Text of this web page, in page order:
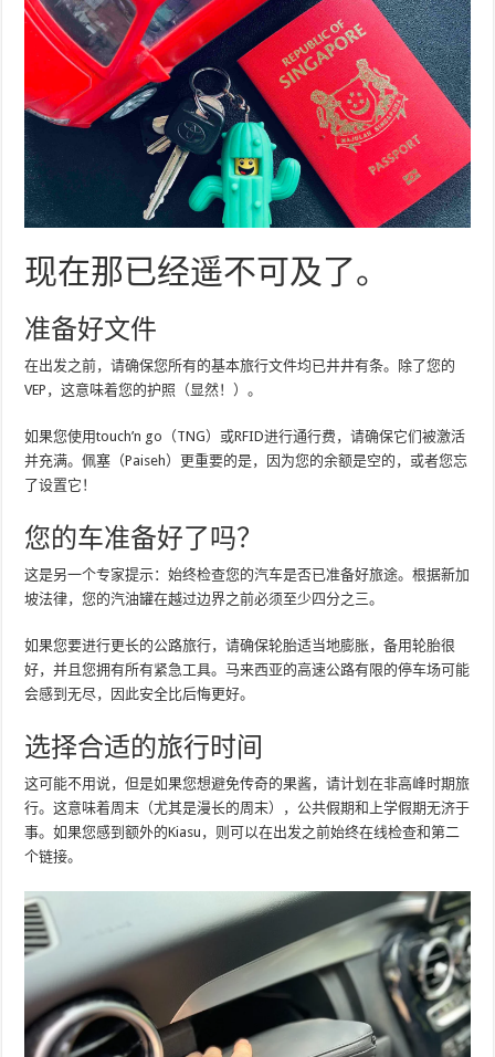
现在那已经遥不可及了。
准备好文件
在出发之前，请确保您所有的基本旅行文件均已井井有条。除了您的
VEP，这意味着您的护照（显然！）。
如果您使用touch’n go（TNG）或RFID进行通行费，请确保它们被激活
并充满。佩塞（Paiseh）更重要的是，因为您的余额是空的，或者您忘
了设置它！
您的车准备好了吗？
这是另一个专家提示：始终检查您的汽车是否已准备好旅途。根据新加
坡法律，您的汽油罐在越过边界之前必须至少四分之三。
如果您要进行更长的公路旅行，请确保轮胎适当地膨胀，备用轮胎很
好，并且您拥有所有紧急工具。马来西亚的高速公路有限的停车场可能
会感到无尽，因此安全比后悔更好。
选择合适的旅行时间
这可能不用说，但是如果您想避免传奇的果酱，请计划在非高峰时期旅
行。这意味着周末（尤其是漫长的周末），公共假期和上学假期无济于
事。如果您感到额外的Kiasu，则可以在出发之前始终在线检查和第二
个链接。